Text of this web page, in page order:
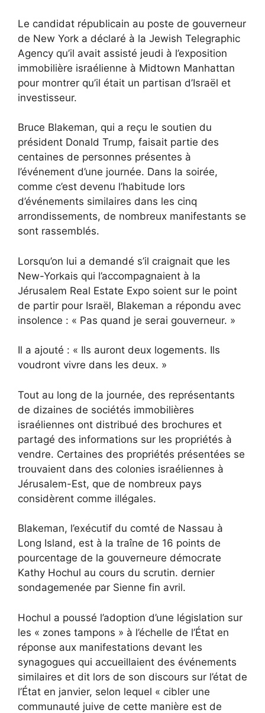
Le candidat républicain au poste de gouverneur
de New York a déclaré à la Jewish Telegraphic
Agency qu’il avait assisté jeudi à l’exposition
immobilière israélienne à Midtown Manhattan
pour montrer qu’il était un partisan d’Israël et
investisseur.
Bruce Blakeman, qui a reçu le soutien du
président Donald Trump, faisait partie des
centaines de personnes présentes à
l’événement d’une journée. Dans la soirée,
comme c’est devenu l’habitude lors
d’événements similaires dans les cinq
arrondissements, de nombreux manifestants se
sont rassemblés.
Lorsqu’on lui a demandé s’il craignait que les
New-Yorkais qui l’accompagnaient à la
Jérusalem Real Estate Expo soient sur le point
de partir pour Israël, Blakeman a répondu avec
insolence : « Pas quand je serai gouverneur. »
Il a ajouté : « Ils auront deux logements. Ils
voudront vivre dans les deux. »
Tout au long de la journée, des représentants
de dizaines de sociétés immobilières
israéliennes ont distribué des brochures et
partagé des informations sur les propriétés à
vendre. Certaines des propriétés présentées se
trouvaient dans des colonies israéliennes à
Jérusalem-Est, que de nombreux pays
considèrent comme illégales.
Blakeman, l’exécutif du comté de Nassau à
Long Island, est à la traîne de 16 points de
pourcentage de la gouverneure démocrate
Kathy Hochul au cours du scrutin. dernier
sondagemenée par Sienne fin avril.
Hochul a poussé l’adoption d’une législation sur
les « zones tampons » à l’échelle de l’État en
réponse aux manifestations devant les
synagogues qui accueillaient des événements
similaires et dit lors de son discours sur l’état de
l’État en janvier, selon lequel « cibler une
communauté juive de cette manière est de